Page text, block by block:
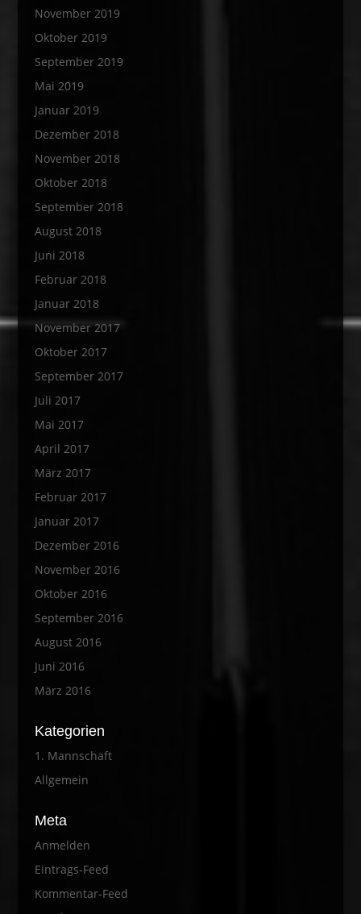
November 2019
Oktober 2019
September 2019
Mai 2019
Januar 2019
Dezember 2018
November 2018
Oktober 2018
September 2018
August 2018
Juni 2018
Februar 2018
Januar 2018
November 2017
Oktober 2017
September 2017
Juli 2017
Mai 2017
April 2017
März 2017
Februar 2017
Januar 2017
Dezember 2016
November 2016
Oktober 2016
September 2016
August 2016
Juni 2016
März 2016
Kategorien
1. Mannschaft
Allgemein
Meta
Anmelden
Eintrags-Feed
Kommentar-Feed